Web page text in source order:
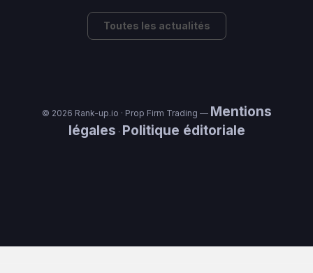
Toutes les actualités
© 2026 Rank-up.io · Prop Firm Trading — Mentions
légales · Politique éditoriale